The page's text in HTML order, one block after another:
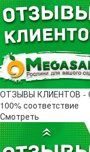
ОТЗЫВЫ КЛИЕНТОВ -
100% соответствие
Смотреть